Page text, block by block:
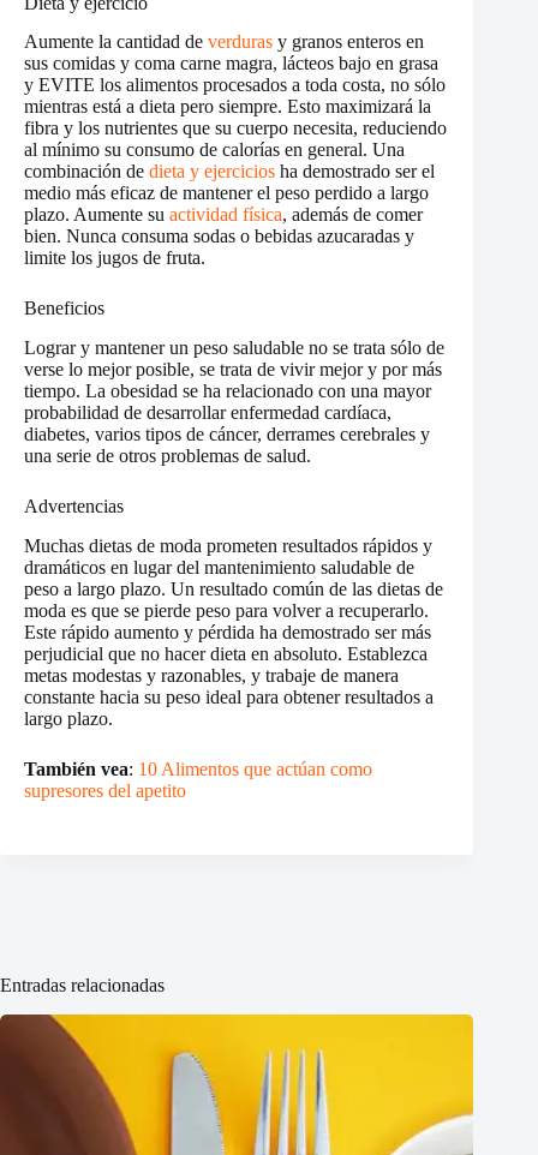
Aumente la cantidad de verduras y granos enteros en
sus comidas y coma carne magra, lácteos bajo en grasa
y EVITE los alimentos procesados a toda costa, no sólo
mientras está a dieta pero siempre. Esto maximizará la
fibra y los nutrientes que su cuerpo necesita, reduciendo
al mínimo su consumo de calorías en general. Una
combinación de dieta y ejercicios ha demostrado ser el
medio más eficaz de mantener el peso perdido a largo
plazo. Aumente su actividad física, además de comer
bien. Nunca consuma sodas o bebidas azucaradas y
limite los jugos de fruta.
Beneficios
Lograr y mantener un peso saludable no se trata sólo de
verse lo mejor posible, se trata de vivir mejor y por más
tiempo. La obesidad se ha relacionado con una mayor
probabilidad de desarrollar enfermedad cardíaca,
diabetes, varios tipos de cáncer, derrames cerebrales y
una serie de otros problemas de salud.
Advertencias
Muchas dietas de moda prometen resultados rápidos y
dramáticos en lugar del mantenimiento saludable de
peso a largo plazo. Un resultado común de las dietas de
moda es que se pierde peso para volver a recuperarlo.
Este rápido aumento y pérdida ha demostrado ser más
perjudicial que no hacer dieta en absoluto. Establezca
metas modestas y razonables, y trabaje de manera
constante hacia su peso ideal para obtener resultados a
largo plazo.
También vea: 10 Alimentos que actúan como
supresores del apetito
Entradas relacionadas